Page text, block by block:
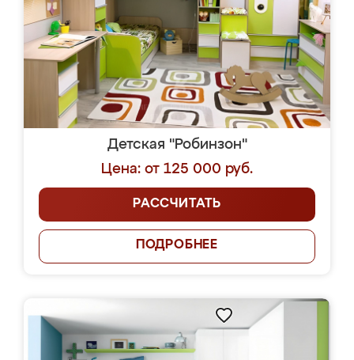
Детская "Робинзон"
Цена: от 125 000 руб.
РАССЧИТАТЬ
ПОДРОБНЕЕ